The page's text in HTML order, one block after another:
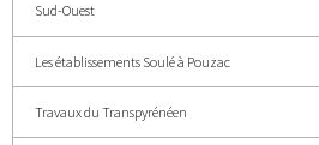
Sud-Ouest
Les établissements Soulé à Pouzac
Travaux du Transpyrénéen